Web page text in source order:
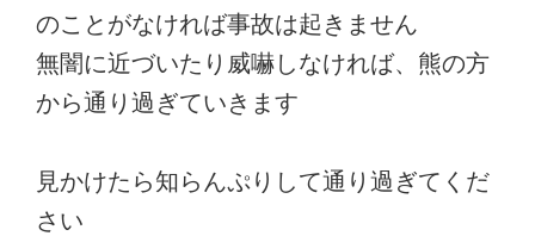
のことがなければ事故は起きません
無闇に近づいたり威嚇しなければ、熊の方
から通り過ぎていきます
見かけたら知らんぷりして通り過ぎてくだ
さい